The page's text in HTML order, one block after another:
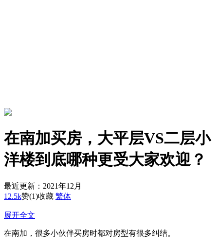
在南加买房，大平层VS二层小
洋楼到底哪种更受大家欢迎？
最近更新：2021年12月
12.5k赞(1)收藏 繁体
展开全文
在南加，很多小伙伴买房时都对房型有很多纠结。